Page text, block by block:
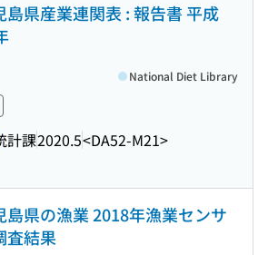
島県産業連関表 : 報告書 平成
計課2020.5<DA52-M21>
National Diet Library
島県の漁業 2018年漁業センサ
査結果